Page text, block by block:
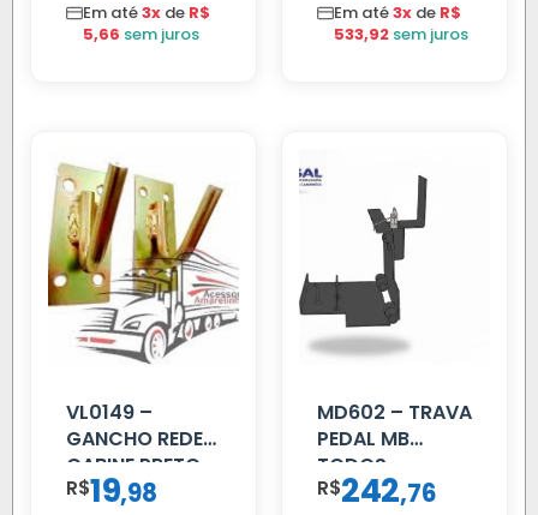
Em até3x de R$
5,66 sem juros
Em até3x de R$
533,92 sem juros
VL0149 –
GANCHO REDE
CABINE PRETO
R$19,98
MD602 – TRAVA
PEDAL MB
TODOS
R$242,76